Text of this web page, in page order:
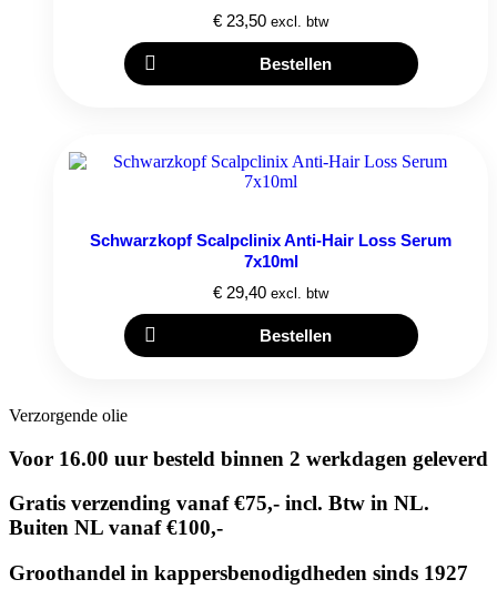
€ 23,50 excl. btw
Bestellen
Schwarzkopf Scalpclinix Anti-Hair Loss Serum
7x10ml
€ 29,40 excl. btw
Bestellen
Verzorgende olie
Voor 16.00 uur besteld binnen 2 werkdagen geleverd
Gratis verzending vanaf €75,- incl. Btw in NL.
Buiten NL vanaf €100,-
Groothandel in kappersbenodigdheden sinds 1927